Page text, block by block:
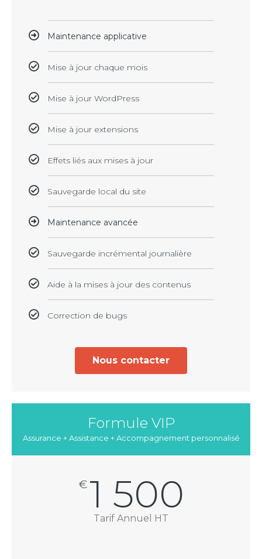
Maintenance applicative
Mise à jour chaque mois
Mise à jour WordPress
Mise à jour extensions
Effets liés aux mises à jour
Sauvegarde local du site
Maintenance avancée
Sauvegarde incrémental journalière
Aide à la mises à jour des contenus
Correction de bugs
Nous contacter
Formule VIP
Assurance + Assistance + Accompagnement personnalisé
€ 1 500
Tarif Annuel HT